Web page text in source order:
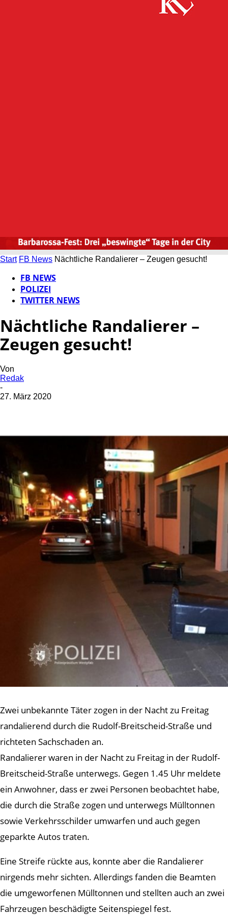
Start FB News Nächtliche Randalierer – Zeugen gesucht!
FB NEWS
POLIZEI
TWITTER NEWS
Nächtliche Randalierer –
Zeugen gesucht!
Von
Redak
-
27. März 2020
Zwei unbekannte Täter zogen in der Nacht zu Freitag
randalierend durch die Rudolf-Breitscheid-Straße und
richteten Sachschaden an.
Randalierer waren in der Nacht zu Freitag in der Rudolf-
Breitscheid-Straße unterwegs. Gegen 1.45 Uhr meldete
ein Anwohner, dass er zwei Personen beobachtet habe,
die durch die Straße zogen und unterwegs Mülltonnen
sowie Verkehrsschilder umwarfen und auch gegen
geparkte Autos traten.
Eine Streife rückte aus, konnte aber die Randalierer
nirgends mehr sichten. Allerdings fanden die Beamten
die umgeworfenen Mülltonnen und stellten auch an zwei
Fahrzeugen beschädigte Seitenspiegel fest.